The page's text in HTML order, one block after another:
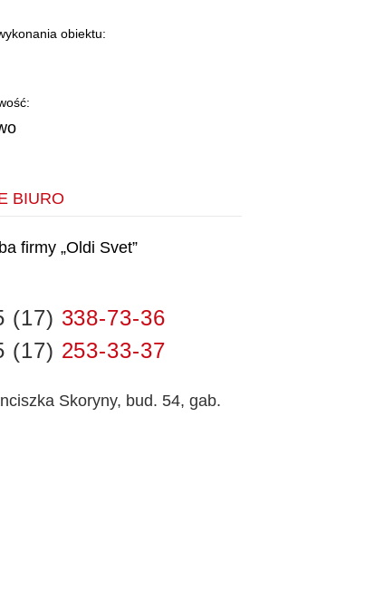
obiektu:
BIURO
firmy „Oldi Svet”
(17) 338-73-36
(17) 253-33-37
Skoryny, bud. 54, gab.